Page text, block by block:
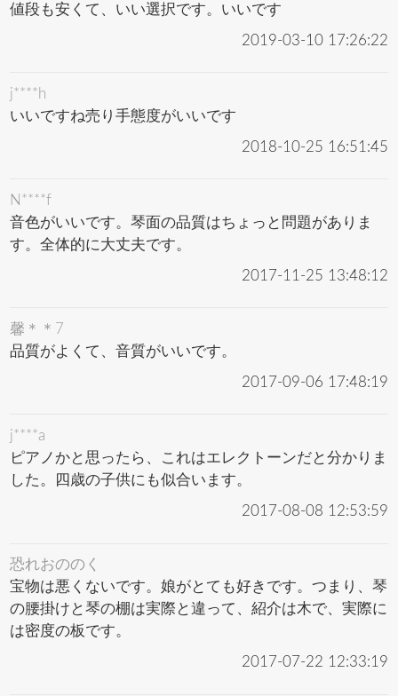
値段も安くて、いい選択です。いいです
2019-03-10 17:26:22
j****h
いいですね売り手態度がいいです
2018-10-25 16:51:45
N****f
音色がいいです。琴面の品質はちょっと問題がありま
す。全体的に大丈夫です。
2017-11-25 13:48:12
馨＊＊7
品質がよくて、音質がいいです。
2017-09-06 17:48:19
j****a
ピアノかと思ったら、これはエレクトーンだと分かりま
した。四歳の子供にも似合います。
2017-08-08 12:53:59
恐れおののく
宝物は悪くないです。娘がとても好きです。つまり、琴
の腰掛けと琴の棚は実際と違って、紹介は木で、実際に
は密度の板です。
2017-07-22 12:33:19